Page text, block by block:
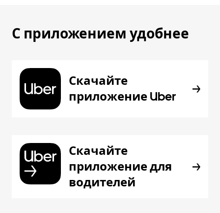
С приложением удобнее
Скачайте
приложение Uber
Скачайте
приложение для
водителей